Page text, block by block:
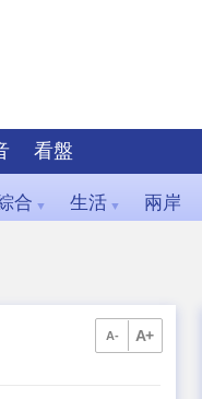
看盤
合 ▼ 生活 ▼ 兩岸
A- A+